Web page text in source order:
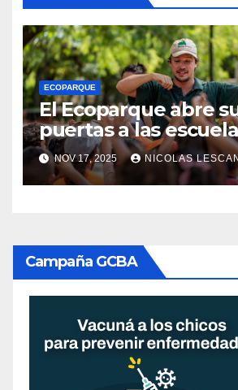
ECOPARQUE
El Ecoparque abre
puertas a las
la propuesta
conecta a los chicos
naturaleza
NOV 17, 2025 NICOLAS
Campaña GCBA